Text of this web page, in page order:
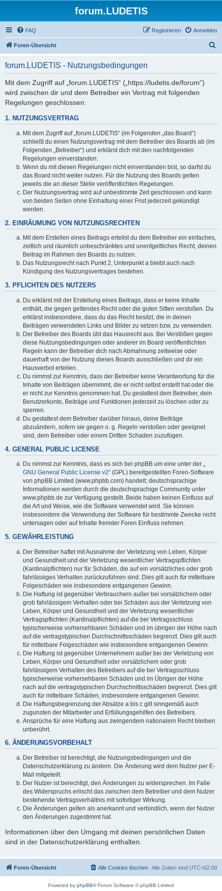
forum.LUDETIS
FAQ Anmelden
Registrieren
Foren-Übersicht
forum.LUDETIS - Nutzungsbedingungen
Mit dem Zugriff auf „forum.LUDETIS“ („https://ludetis.de/forum“)
wird zwischen dir und dem Betreiber ein Vertrag mit folgenden
Regelungen geschlossen:
1. NUTZUNGSVERTRAG
Mit dem Zugriff auf „forum.LUDETIS“ (im Folgenden „das Board“)
schließt du einen Nutzungsvertrag mit dem Betreiber des Boards ab (im
Folgenden „Betreiber“) und erklärst dich mit den nachfolgenden
Regelungen einverstanden.
Wenn du mit diesen Regelungen nicht einverstanden bist, so darfst du
das Board nicht weiter nutzen. Für die Nutzung des Boards gelten
jeweils die an dieser Stelle veröffentlichten Regelungen.
Der Nutzungsvertrag wird auf unbestimmte Zeit geschlossen und kann
von beiden Seiten ohne Einhaltung einer Frist jederzeit gekündigt
werden.
2. EINRÄUMUNG VON NUTZUNGSRECHTEN
Mit dem Erstellen eines Beitrags erteilst du dem Betreiber ein einfaches,
zeitlich und räumlich unbeschränktes und unentgeltliches Recht, deinen
Beitrag im Rahmen des Boards zu nutzen.
Das Nutzungsrecht nach Punkt 2, Unterpunkt a bleibt auch nach
Kündigung des Nutzungsvertrages bestehen.
3. PFLICHTEN DES NUTZERS
Du erklärst mit der Erstellung eines Beitrags, dass er keine Inhalte
enthält, die gegen geltendes Recht oder die guten Sitten verstoßen. Du
erklärst insbesondere, dass du das Recht besitzt, die in deinen
Beiträgen verwendeten Links und Bilder zu setzen bzw. zu verwenden.
Der Betreiber des Boards übt das Hausrecht aus. Bei Verstößen gegen
diese Nutzungsbedingungen oder anderer im Board veröffentlichten
Regeln kann der Betreiber dich nach Abmahnung zeitweise oder
dauerhaft von der Nutzung dieses Boards ausschließen und dir ein
Hausverbot erteilen.
Du nimmst zur Kenntnis, dass der Betreiber keine Verantwortung für die
Inhalte von Beiträgen übernimmt, die er nicht selbst erstellt hat oder die
er nicht zur Kenntnis genommen hat. Du gestattest dem Betreiber, dein
Benutzerkonto, Beiträge und Funktionen jederzeit zu löschen oder zu
sperren.
Du gestattest dem Betreiber darüber hinaus, deine Beiträge
abzuändern, sofern sie gegen o. g. Regeln verstoßen oder geeignet
sind, dem Betreiber oder einem Dritten Schaden zuzufügen.
4. GENERAL PUBLIC LICENSE
Du nimmst zur Kenntnis, dass es sich bei phpBB um eine unter der „
GNU General Public License v2“ (GPL) bereitgestellten Foren-Software
von phpBB Limited (www.phpbb.com) handelt; deutschsprachige
Informationen werden durch die deutschsprachige Community unter
www.phpbb.de zur Verfügung gestellt. Beide haben keinen Einfluss auf
die Art und Weise, wie die Software verwendet wird. Sie können
insbesondere die Verwendung der Software für bestimmte Zwecke nicht
untersagen oder auf Inhalte fremder Foren Einfluss nehmen.
5. GEWÄHRLEISTUNG
Der Betreiber haftet mit Ausnahme der Verletzung von Leben, Körper
und Gesundheit und der Verletzung wesentlicher Vertragspflichten
(Kardinalpflichten) nur für Schäden, die auf ein vorsätzliches oder grob
fahrlässiges Verhalten zurückzuführen sind. Dies gilt auch für mittelbare
Folgeschäden wie insbesondere entgangenen Gewinn.
Die Haftung ist gegenüber Verbrauchern außer bei vorsätzlichem oder
grob fahrlässigem Verhalten oder bei Schäden aus der Verletzung von
Leben, Körper und Gesundheit und der Verletzung wesentlicher
Vertragspflichten (Kardinalpflichten) auf die bei Vertragsschluss
typischerweise vorhersehbaren Schäden und im übrigen der Höhe nach
auf die vertragstypischen Durchschnittsschäden begrenzt. Dies gilt auch
für mittelbare Folgeschäden wie insbesondere entgangenen Gewinn.
Die Haftung ist gegenüber Unternehmern außer bei der Verletzung von
Leben, Körper und Gesundheit oder vorsätzlichem oder grob
fahrlässigem Verhalten des Betreibers auf die bei Vertragsschluss
typischerweise vorhersehbaren Schäden und im Übrigen der Höhe
nach auf die vertragstypischen Durchschnittsschäden begrenzt. Dies gilt
auch für mittelbare Schäden, insbesondere entgangenen Gewinn.
Die Haftungsbegrenzung der Absätze a bis c gilt sinngemäß auch
zugunsten der Mitarbeiter und Erfüllungsgehilfen des Betreibers.
Ansprüche für eine Haftung aus zwingendem nationalem Recht bleiben
unberührt.
6. ÄNDERUNGSVORBEHALT
Der Betreiber ist berechtigt, die Nutzungsbedingungen und die
Datenschutzerklärung zu ändern. Die Änderung wird dem Nutzer per E-
Mail mitgeteilt.
Der Nutzer ist berechtigt, den Änderungen zu widersprechen. Im Falle
des Widerspruchs erlischt das zwischen dem Betreiber und dem Nutzer
bestehende Vertragsverhältnis mit sofortiger Wirkung.
Die Änderungen gelten als anerkannt und verbindlich, wenn der Nutzer
den Änderungen zugestimmt hat.
Informationen über den Umgang mit deinen persönlichen Daten
sind in der Datenschutzerklärung enthalten.
Foren-Übersicht Alle Zeiten sind UTC+02:00
Alle Cookies löschen
Powered by phpBB® Forum Software © phpBB Limited